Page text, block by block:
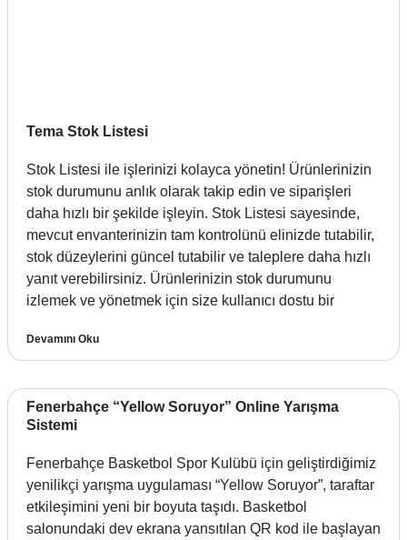
Tema Stok Listesi
Stok Listesi ile işlerinizi kolayca yönetin! Ürünlerinizin
stok durumunu anlık olarak takip edin ve siparişleri
daha hızlı bir şekilde işleyin. Stok Listesi sayesinde,
mevcut envanterinizin tam kontrolünü elinizde tutabilir,
stok düzeylerini güncel tutabilir ve taleplere daha hızlı
yanıt verebilirsiniz. Ürünlerinizin stok durumunu
izlemek ve yönetmek için size kullanıcı dostu bir
Devamını Oku
Fenerbahçe “Yellow Soruyor” Online Yarışma
Sistemi
Fenerbahçe Basketbol Spor Kulübü için geliştirdiğimiz
yenilikçi yarışma uygulaması “Yellow Soruyor”, taraftar
etkileşimini yeni bir boyuta taşıdı. Basketbol
salonundaki dev ekrana yansıtılan QR kod ile başlayan